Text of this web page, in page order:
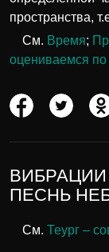
пространства,
См. Время;
оцениваемся
ПЕСНЬ
См. Теург –